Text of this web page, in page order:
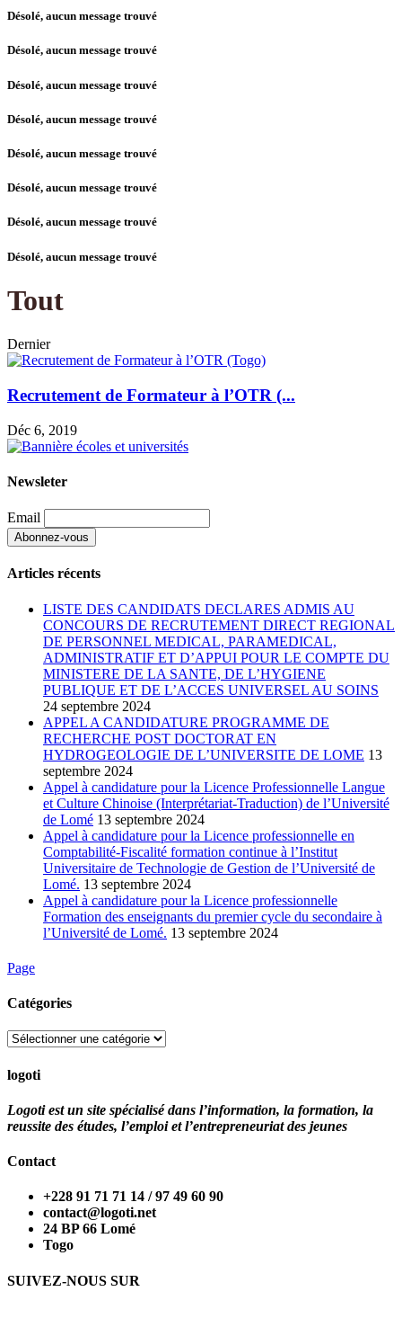
Désolé, aucun message trouvé
Désolé, aucun message trouvé
Désolé, aucun message trouvé
Désolé, aucun message trouvé
Désolé, aucun message trouvé
Désolé, aucun message trouvé
Désolé, aucun message trouvé
Désolé, aucun message trouvé
Tout
Dernier
Recrutement de Formateur à l’OTR (...
Déc 6, 2019
Newsleter
Email
Articles récents
LISTE DES CANDIDATS DECLARES ADMIS AU
CONCOURS DE RECRUTEMENT DIRECT REGIONAL
DE PERSONNEL MEDICAL, PARAMEDICAL,
ADMINISTRATIF ET D’APPUI POUR LE COMPTE DU
MINISTERE DE LA SANTE, DE L’HYGIENE
PUBLIQUE ET DE L’ACCES UNIVERSEL AU SOINS
24 septembre 2024
APPEL A CANDIDATURE PROGRAMME DE
RECHERCHE POST DOCTORAT EN
HYDROGEOLOGIE DE L’UNIVERSITE DE LOME 13
septembre 2024
Appel à candidature pour la Licence Professionnelle Langue
et Culture Chinoise (Interprétariat-Traduction) de l’Université
de Lomé 13 septembre 2024
Appel à candidature pour la Licence professionnelle en
Comptabilité-Fiscalité formation continue à l’Institut
Universitaire de Technologie de Gestion de l’Université de
Lomé. 13 septembre 2024
Appel à candidature pour la Licence professionnelle
Formation des enseignants du premier cycle du secondaire à
l’Université de Lomé. 13 septembre 2024
Page
Catégories
Catégories
logoti
Logoti est un site spécialisé dans l’information, la formation, la
reussite des études, l’emploi et l’entrepreneuriat des jeunes
Contact
+228 91 71 71 14 / 97 49 60 90
contact@logoti.net
24 BP 66 Lomé
Togo
SUIVEZ-NOUS SUR